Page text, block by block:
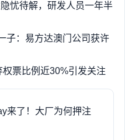
忧待解，研发人员一年半
子：易方达澳门公司获许
票比例近30%引发关注
来了！大厂为何押注